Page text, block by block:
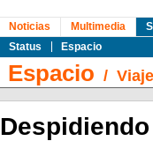
Noticias Multimedia
Status
Espacio
Espacio /